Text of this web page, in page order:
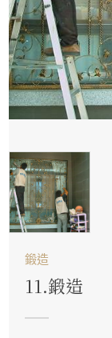
鍛造
11.鍛造